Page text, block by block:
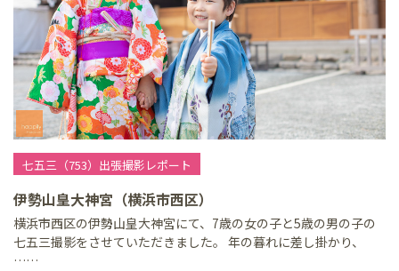
七五三（753）出張撮影レポート
伊勢山皇大神宮（横浜市西区）
横浜市西区の伊勢山皇大神宮にて、7歳の女の子と5歳の男の子の
七五三撮影をさせていただきました。 年の暮れに差し掛かり、
……